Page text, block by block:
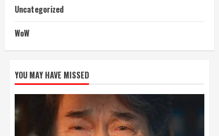
Uncategorized
WoW
YOU MAY HAVE MISSED